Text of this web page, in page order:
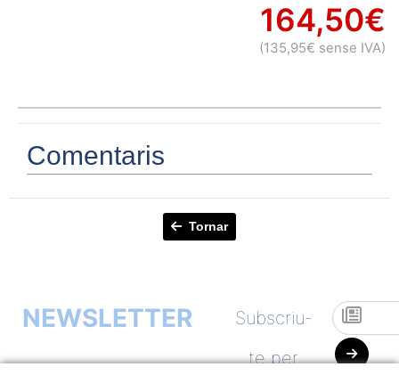
164,50€
(135,95€ sense IVA)
Comentaris
Tornar
NEWSLETTER
Subscriu-
te per